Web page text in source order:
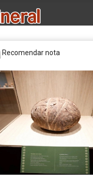
Recomendar nota